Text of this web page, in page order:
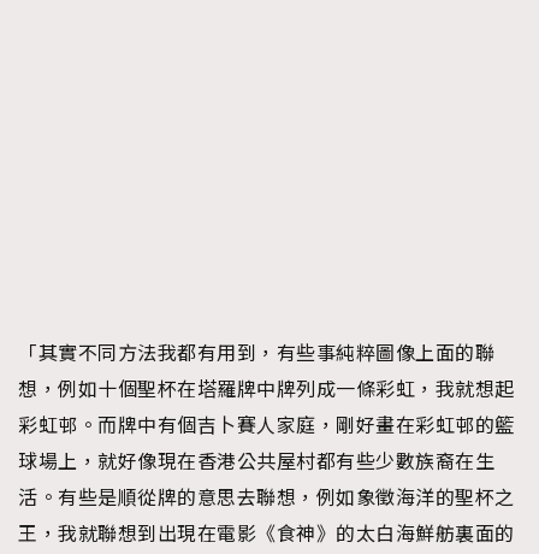
「其實不同方法我都有用到，有些事純粹圖像上面的聯
想，例如十個聖杯在塔羅牌中牌列成一條彩虹，我就想起
彩虹邨。而牌中有個吉卜賽人家庭，剛好畫在彩虹邨的籃
球場上，就好像現在香港公共屋村都有些少數族裔在生
活。有些是順從牌的意思去聯想，例如象徵海洋的聖杯之
王，我就聯想到出現在電影《食神》的太白海鮮舫裏面的